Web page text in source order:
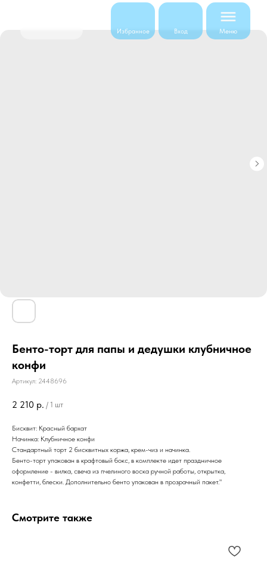
Меню
Вход
Избранное
Бенто-торт для папы и дедушки клубничное
конфи
Артикул: 2448696
2 210 р. / 1 шт
Бисквит: Красный бархат
Начинка: Клубничное конфи
Стандартный торт 2 бисквитных коржа, крем-чиз и начинка.
Бенто-торт упакован в крафтовый бокс, в комплекте идет праздничное
оформление - вилка, свеча из пчелиного воска ручной работы, открытка,
конфетти, блески. Дополнительно бенто упакован в прозрачный пакет."
Смотрите также